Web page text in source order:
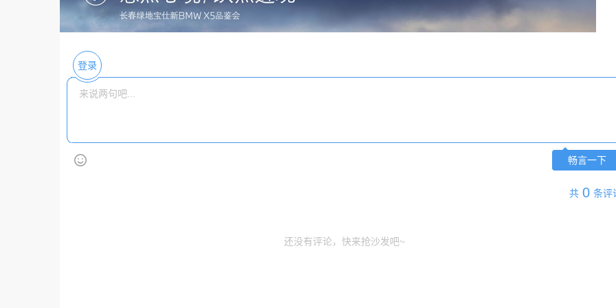
登录
畅言一下
共 0 条评
还没有评论，快来抢沙发吧~